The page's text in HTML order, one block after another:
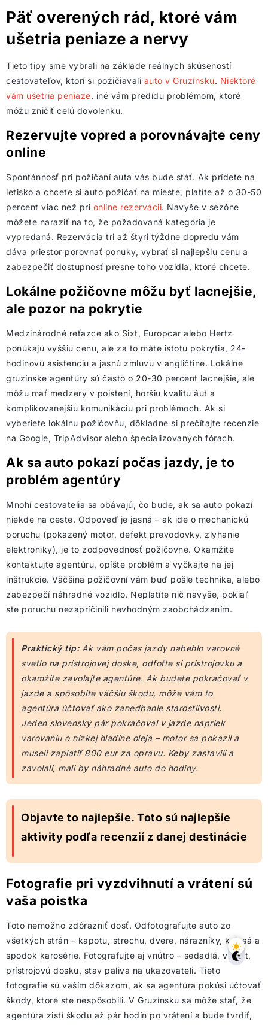
Päť overených rád, ktoré vám
ušetria peniaze a nervy
Tieto tipy sme vybrali na základe reálnych skúseností
cestovateľov, ktorí si požičiavali auto v Gruzínsku. Niektoré
vám ušetria peniaze, iné vám predídu problémom, ktoré
môžu zničiť celú dovolenku.
Rezervujte vopred a porovnávajte ceny
online
Spontánnosť pri požičaní auta vás bude stáť. Ak prídete na
letisko a chcete si auto požičať na mieste, platíte až o 30-50
percent viac než pri online rezervácii. Navyše v sezóne
môžete naraziť na to, že požadovaná kategória je
vypredaná. Rezervácia tri až štyri týždne dopredu vám
dáva priestor porovnať ponuky, vybrať si najlepšiu cenu a
zabezpečiť dostupnosť presne toho vozidla, ktoré chcete.
Lokálne požičovne môžu byť lacnejšie,
ale pozor na pokrytie
Medzinárodné reťazce ako Sixt, Europcar alebo Hertz
ponúkajú vyššiu cenu, ale za to máte istotu pokrytia, 24-
hodinovú asistenciu a jasnú zmluvu v angličtine. Lokálne
gruzínske agentúry sú často o 20-30 percent lacnejšie, ale
môžu mať medzery v poistení, horšiu kvalitu áut a
komplikovanejšiu komunikáciu pri problémoch. Ak si
vyberiete lokálnu požičovňu, dôkladne si prečítajte recenzie
na Google, TripAdvisor alebo špecializovaných fórach.
Ak sa auto pokazí počas jazdy, je to
problém agentúry
Mnohí cestovatelia sa obávajú, čo bude, ak sa auto pokazí
niekde na ceste. Odpoveď je jasná – ak ide o mechanickú
poruchu (pokazený motor, defekt prevodovky, zlyhanie
elektroniky), je to zodpovednosť požičovne. Okamžite
kontaktujte agentúru, opíšte problém a vyčkajte na jej
inštrukcie. Väčšina požičovní vám buď pošle technika, alebo
zabezpečí náhradné vozidlo. Neplatíte nič navyše, pokiaľ
ste poruchu nezapríčinili nevhodným zaobchádzaním.
Praktický tip:Ak vám počas jazdy nabehlo varovné
svetlo na prístrojovej doske, odfoťte si prístrojovku a
okamžite zavolajte agentúre. Ak budete pokračovať v
jazde a spôsobíte väčšiu škodu, môže vám to
agentúra účtovať ako zanedbanie starostlivosti.
Jeden slovenský pár pokračoval v jazde napriek
varovaniu o nízkej hladine oleja – motor sa pokazil a
museli zaplatiť 800 eur za opravu. Keby zastavili a
zavolali, mali by náhradné auto do hodiny.
Objavte to najlepšie. Toto sú najlepšie
aktivity podľa recenzií z danej destinácie
Fotografie pri vyzdvihnutí a vrátení sú
vaša poistka
Toto nemožno zdôrazniť dosť. Odfotografujte auto zo
všetkých strán – kapotu, strechu, dvere, nárazníky, kolesá a
spodok karosérie. Fotografujte aj vnútro – sedadlá, volant,
prístrojovú dosku, stav paliva na ukazovateli. Tieto
fotografie sú vaším dôkazom, ak sa agentúra pokúsi účtovať
škody, ktoré ste nespôsobili. V Gruzínsku sa môže stať, že
agentúra zistí škodu až pár hodín po vrátení a bude tvrdiť,